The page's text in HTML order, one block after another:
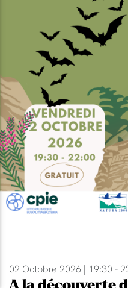
02 Octobre 2026 | 19:30 -